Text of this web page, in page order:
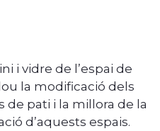
i vidre de l’espai de
la modificació dels
de pati i la millora de la
d’aquests espais.